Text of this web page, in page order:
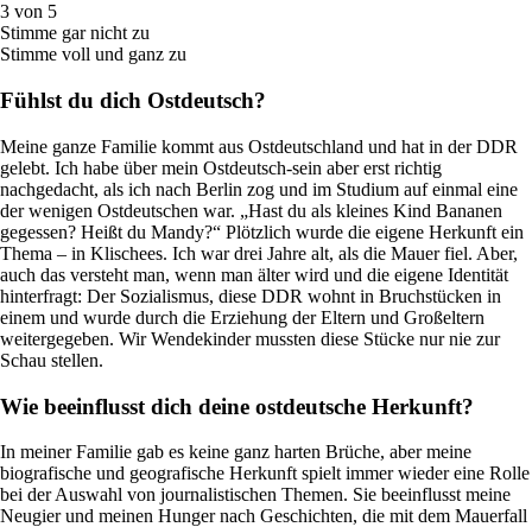
3 von 5
Stimme gar nicht zu
Stimme voll und ganz zu
Fühlst du dich Ostdeutsch?
Meine ganze Familie kommt aus Ostdeutschland und hat in der DDR
gelebt. Ich habe über mein Ostdeutsch-sein aber erst richtig
nachgedacht, als ich nach Berlin zog und im Studium auf einmal eine
der wenigen Ostdeutschen war. „Hast du als kleines Kind Bananen
gegessen? Heißt du Mandy?“ Plötzlich wurde die eigene Herkunft ein
Thema – in Klischees. Ich war drei Jahre alt, als die Mauer fiel. Aber,
auch das versteht man, wenn man älter wird und die eigene Identität
hinterfragt: Der Sozialismus, diese DDR wohnt in Bruchstücken in
einem und wurde durch die Erziehung der Eltern und Großeltern
weitergegeben. Wir Wendekinder mussten diese Stücke nur nie zur
Schau stellen.
Wie beeinflusst dich deine ostdeutsche Herkunft?
In meiner Familie gab es keine ganz harten Brüche, aber meine
biografische und geografische Herkunft spielt immer wieder eine Rolle
bei der Auswahl von journalistischen Themen. Sie beeinflusst meine
Neugier und meinen Hunger nach Geschichten, die mit dem Mauerfall